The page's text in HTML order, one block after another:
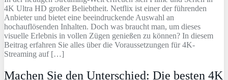
4K Ultra HD großer Beliebtheit. Netflix ist einer der führenden
Anbieter und bietet eine beeindruckende Auswahl an
hochauflösenden Inhalten. Doch was braucht man, um dieses
visuelle Erlebnis in vollen Zügen genießen zu können? In diesem
Beitrag erfahren Sie alles über die Voraussetzungen für 4K-
Streaming auf […]
Machen Sie den Unterschied: Die besten 4K